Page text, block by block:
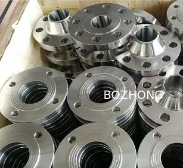
HAUS
PRODUKTE
ÜBER
UNS
Metal
Group
Co.,
Ltd..
All
Rights
Reserved.